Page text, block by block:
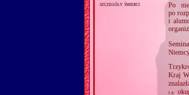
szczegóły śmierci
Po
po
i
Kraj
i.e.